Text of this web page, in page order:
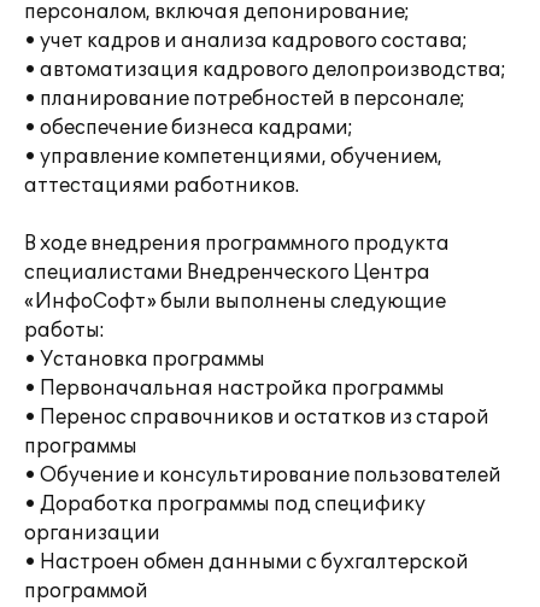
персоналом, включая депонирование;
• учет кадров и анализа кадрового состава;
• автоматизация кадрового делопроизводства;
• планирование потребностей в персонале;
• обеспечение бизнеса кадрами;
• управление компетенциями, обучением,
аттестациями работников.
В ходе внедрения программного продукта
специалистами Внедренческого Центра
«ИнфоСофт» были выполнены следующие
работы:
• Установка программы
• Первоначальная настройка программы
• Перенос справочников и остатков из старой
программы
• Обучение и консультирование пользователей
• Доработка программы под специфику
организации
• Настроен обмен данными с бухгалтерской
программой